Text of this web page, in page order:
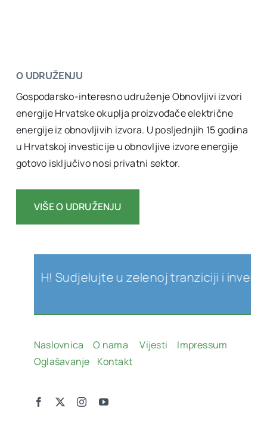
O UDRUŽENJU
Gospodarsko-interesno udruženje Obnovljivi izvori
energije Hrvatske okuplja proizvođače električne
energije iz obnovljivih izvora. U posljednjih 15 godina
u Hrvatskoj investicije u obnovljive izvore energije
gotovo isključivo nosi privatni sektor.
VIŠE O UDRUŽENJU
OIEH! Sudjelujte u zelenoj tranziciji i
Naslovnica O nama Vijesti
Impressum
Oglašavanje
Kontakt